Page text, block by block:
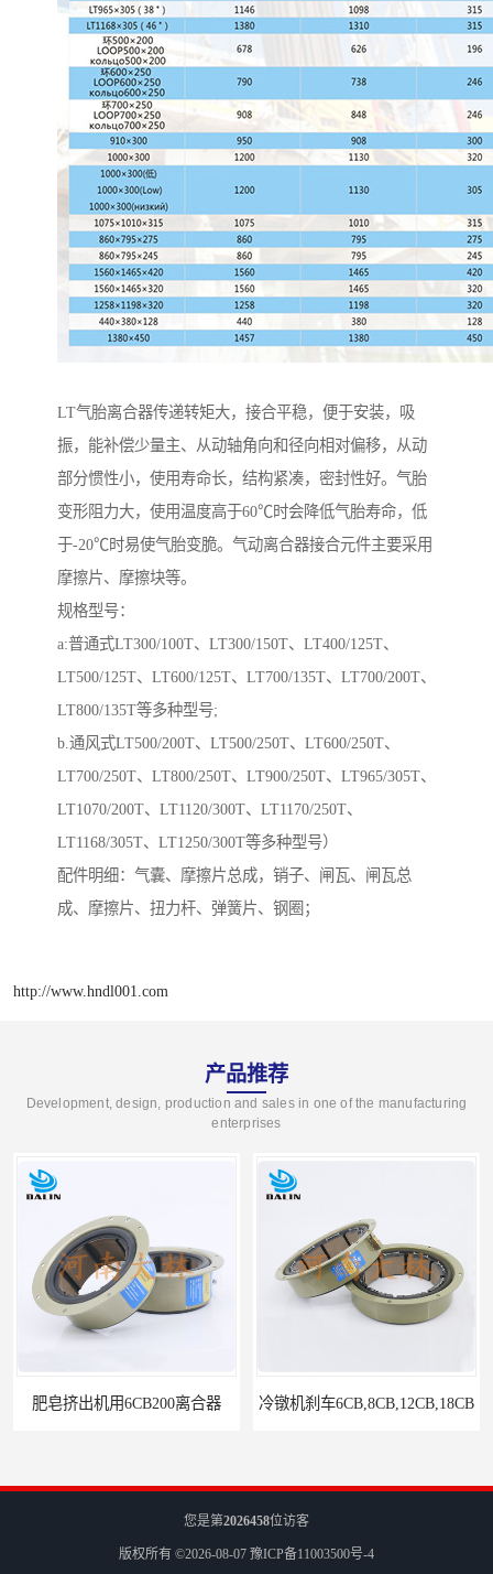
LT气胎离合器传递转矩大，接合平稳，便于安装，吸
振，能补偿少量主、从动轴角向和径向相对偏移，从动
部分惯性小，使用寿命长，结构紧凑，密封性好。气胎
变形阻力大，使用温度高于60℃时会降低气胎寿命，低
于-20℃时易使气胎变脆。气动离合器接合元件主要采用
摩擦片、摩擦块等。
规格型号：
a:普通式LT300/100T、LT300/150T、LT400/125T、
LT500/125T、LT600/125T、LT700/135T、LT700/200T、
LT800/135T等多种型号;
b.通风式LT500/200T、LT500/250T、LT600/250T、
LT700/250T、LT800/250T、LT900/250T、LT965/305T、
LT1070/200T、LT1120/300T、LT1170/250T、
LT1168/305T、LT1250/300T等多种型号）
配件明细：气囊、摩擦片总成，销子、闸瓦、闸瓦总
成、摩擦片、扭力杆、弹簧片、钢圈；
http://www.hndl001.com
产品推荐
Development, design, production and sales in one of the manufacturing
enterprises
肥皂挤出机用6CB200离合器 冷镦机刹车6CB,8CB,12CB,18CB
您是第2026458位访客
版权所有 ©2026-08-07 豫ICP备11003500号-4